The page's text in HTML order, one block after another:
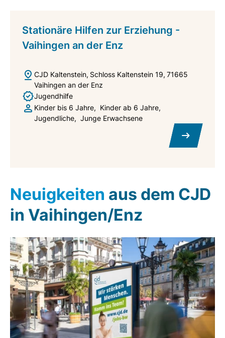
Stationäre Hilfen zur Erziehung -
Vaihingen an der Enz
CJD Kaltenstein Schloss Kaltenstein 19 71665
Vaihingen an der Enz
Jugendhilfe
Kinder bis 6 Jahre
Kinder ab 6 Jahre
Jugendliche
Junge Erwachsene
Neuigkeiten aus dem CJD
in Vaihingen/Enz